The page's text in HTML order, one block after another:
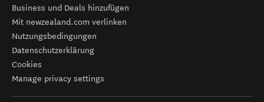
Business und Deals hinzufügen
Mit newzealand.com verlinken
Nutzungsbedingungen
Datenschutzerklärung
Cookies
Manage privacy settings